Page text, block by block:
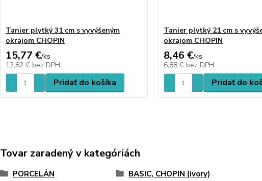
Tanier plytký 31 cm s vyvýšeným
okrajom CHOPIN
15,77 €/ks
12,82 € bez DPH
Pridať do košíka
Tanier plytký 21 cm s
okrajom CHOPIN
8,46 €/ks
6,88 € bez DPH
Pridať do
Tovar zaradený v kategóriách
PORCELÁN BASIC, CHOPIN (ivory)